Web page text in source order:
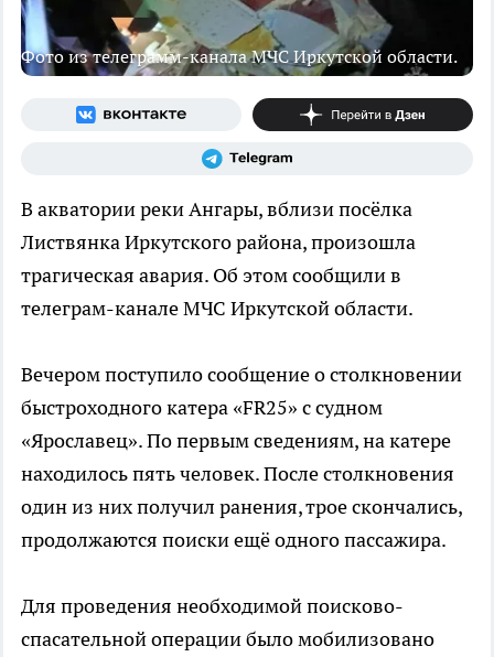
Фото из телеграмм-канала МЧС Иркутской области.
В акватории реки Ангары, вблизи посёлка
Листвянка Иркутского района, произошла
трагическая авария. Об этом сообщили в
телеграм-канале МЧС Иркутской области.
Вечером поступило сообщение о столкновении
быстроходного катера «FR25» с судном
«Ярославец». По первым сведениям, на катере
находилось пять человек. После столкновения
один из них получил ранения, трое скончались,
продолжаются поиски ещё одного пассажира.
Для проведения необходимой поисково-
спасательной операции было мобилизовано